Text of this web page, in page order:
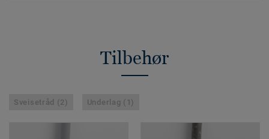
Tilbehør
Sveisetråd (2) Underlag (1)